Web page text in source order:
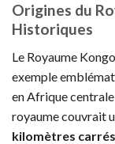
Origines du
Historiques
Le Royaume
exemple
en Afrique
royaume couvrait
kilomètres carrés